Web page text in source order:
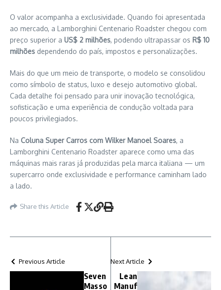
O valor acompanha a exclusividade. Quando foi apresentada
ao mercado, a Lamborghini Centenario Roadster chegou com
preço superior a US$ 2 milhões, podendo ultrapassar os R$ 10
milhões dependendo do país, impostos e personalizações.
Mais do que um meio de transporte, o modelo se consolidou
como símbolo de status, luxo e desejo automotivo global.
Cada detalhe foi pensado para unir inovação tecnológica,
sofisticação e uma experiência de condução voltada para
poucos privilegiados.
Na Coluna Super Carros com Wilker Manoel Soares, a
Lamborghini Centenario Roadster aparece como uma das
máquinas mais raras já produzidas pela marca italiana — um
supercarro onde exclusividade e performance caminham lado
a lado.
Share this Article
Previous Article
Seven
Masso
Next Article
Lean
Manuf